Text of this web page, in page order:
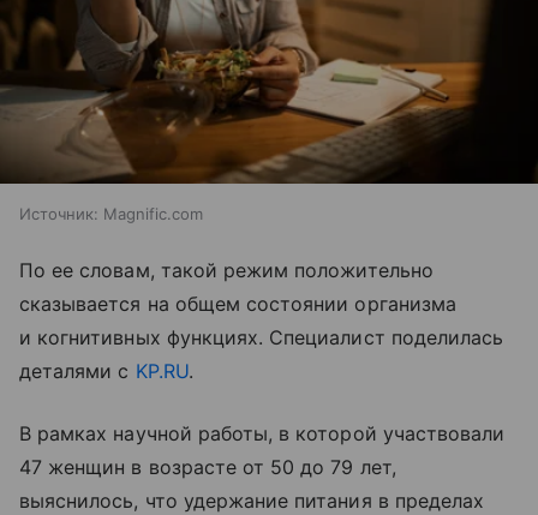
Источник: Magnific.com
По ее словам, такой режим положительно
сказывается на общем состоянии организма
и когнитивных функциях. Специалист поделилась
деталями с KP.RU.
В рамках научной работы, в которой участвовали
47 женщин в возрасте от 50 до 79 лет,
выяснилось, что удержание питания в пределах